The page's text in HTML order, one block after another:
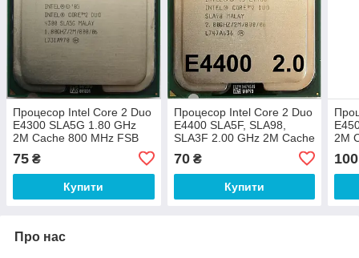
Процесор Intel Core 2 Duo
E4300 SLA5G 1.80 GHz
2M Cache 800 MHz FSB
75 ₴
Купити
Процесор Intel Core 2 Duo
E4400 SLA5F, SLA98,
SLA3F 2.00 GHz 2M Cache
800 MHz FSB Socket 775
Б/В - МІНУС
70₴
Купити
2M
100
Про нас